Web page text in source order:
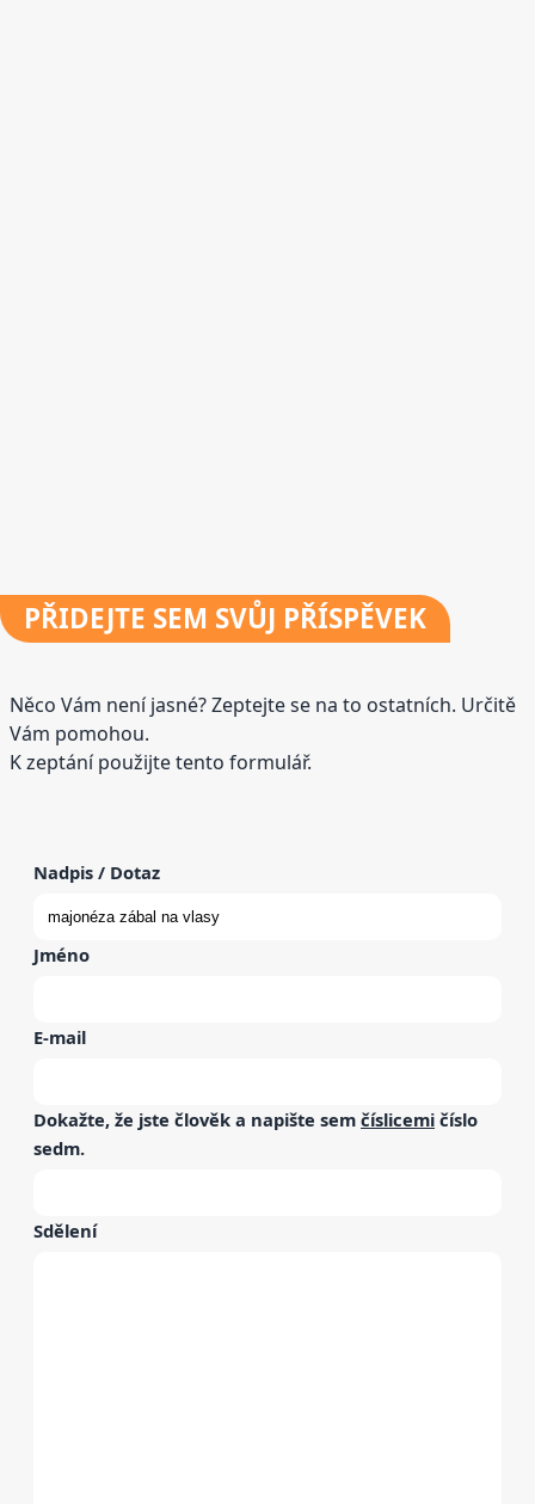
PŘIDEJTE SEM SVŮJ PŘÍSPĚVEK
Něco Vám není jasné? Zeptejte se na to ostatních. Určitě
Vám pomohou.
K zeptání použijte tento formulář.
Nadpis / Dotaz
Jméno
E-mail
Dokažte, že jste člověk a napište sem číslicemi číslo
sedm.
Sdělení